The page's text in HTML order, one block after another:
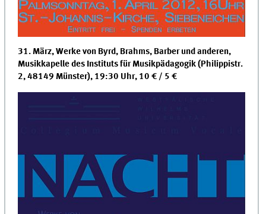
31. März, Werke von Byrd, Brahms, Barber und anderen,
Musikkapelle des Instituts für Musikpädagogik (Philippistr.
2, 48149 Münster), 19:30 Uhr, 10 € / 5 €